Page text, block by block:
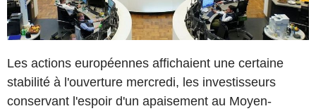
Les actions européennes affichaient une certaine
stabilité à l'ouverture mercredi, les investisseurs
conservant l'espoir d'un apaisement au Moyen-